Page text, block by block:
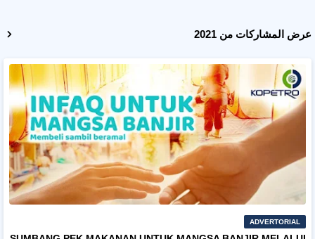
عرض المشاركات من 2021
ADVERTORIAL